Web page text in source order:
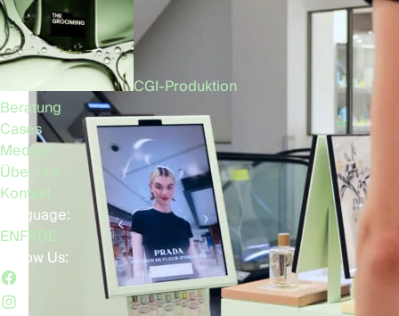
CGI-Produktion
Beratung
Cases
Medien
Über uns
Kontakt
Language:
ENFRDE
Follow Us: